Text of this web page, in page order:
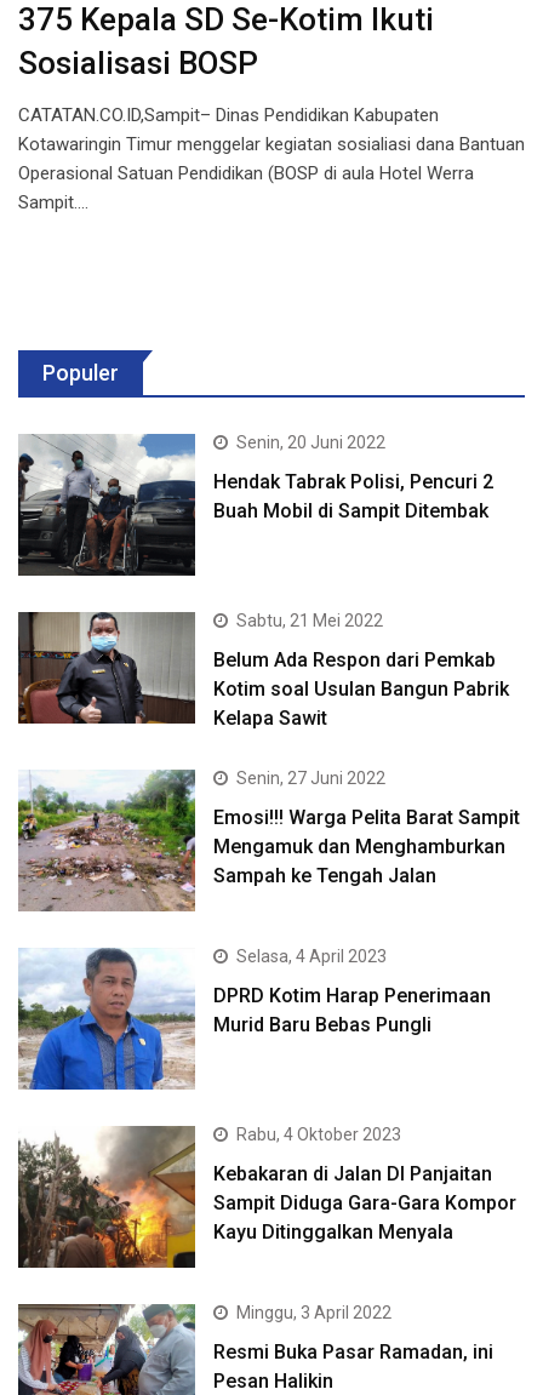
375 Kepala SD Se-Kotim Ikuti
Sosialisasi BOSP
CATATAN.CO.ID,Sampit– Dinas Pendidikan Kabupaten
Kotawaringin Timur menggelar kegiatan sosialiasi dana Bantuan
Operasional Satuan Pendidikan (BOSP di aula Hotel Werra
Sampit.…
Populer
Senin, 20 Juni 2022
Hendak Tabrak Polisi, Pencuri 2
Buah Mobil di Sampit Ditembak
Sabtu, 21 Mei 2022
Belum Ada Respon dari Pemkab
Kotim soal Usulan Bangun Pabrik
Kelapa Sawit
Senin, 27 Juni 2022
Emosi!!! Warga Pelita Barat Sampit
Mengamuk dan Menghamburkan
Sampah ke Tengah Jalan
Selasa, 4 April 2023
DPRD Kotim Harap Penerimaan
Murid Baru Bebas Pungli
Rabu, 4 Oktober 2023
Kebakaran di Jalan DI Panjaitan
Sampit Diduga Gara-Gara Kompor
Kayu Ditinggalkan Menyala
Minggu, 3 April 2022
Resmi Buka Pasar Ramadan, ini
Pesan Halikin